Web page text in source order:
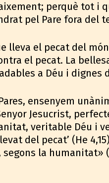
perquè tot i
pel Pare fora del
lleva el pecat del
el pecat. La
a Déu i dignes
ensenyem
Jesucrist,
veritable Déu i
del pecat’ (He
segons la humanitat»